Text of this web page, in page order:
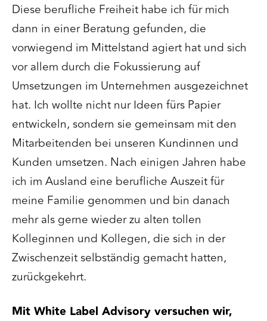
Diese berufliche Freiheit habe ich für mich
dann in einer Beratung gefunden, die
vorwiegend im Mittelstand agiert hat und sich
vor allem durch die Fokussierung auf
Umsetzungen im Unternehmen ausgezeichnet
hat. Ich wollte nicht nur Ideen fürs Papier
entwickeln, sondern sie gemeinsam mit den
Mitarbeitenden bei unseren Kundinnen und
Kunden umsetzen. Nach einigen Jahren habe
ich im Ausland eine berufliche Auszeit für
meine Familie genommen und bin danach
mehr als gerne wieder zu alten tollen
Kolleginnen und Kollegen, die sich in der
Zwischenzeit selbständig gemacht hatten,
zurückgekehrt.
Mit White Label Advisory versuchen wir,